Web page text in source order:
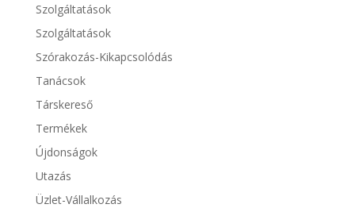
Szolgáltatások
Szolgáltatások
Szórakozás-Kikapcsolódás
Tanácsok
Társkereső
Termékek
Újdonságok
Utazás
Üzlet-Vállalkozás